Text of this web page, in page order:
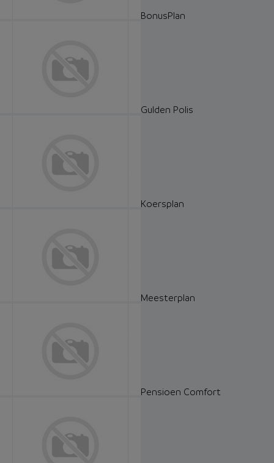
BonusPlan
Gulden Polis
Koersplan
Meesterplan
Pensioen Comfort